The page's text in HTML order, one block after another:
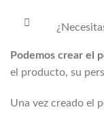
Podemos crear el
el producto, su
Una vez creado el